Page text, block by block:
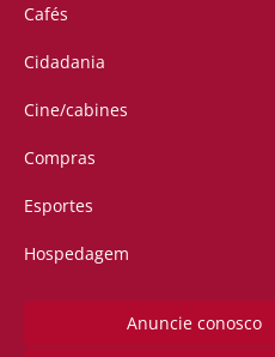
Cafés
Cidadania
Cine/cabines
Compras
Esportes
Hospedagem
Anuncie conosco